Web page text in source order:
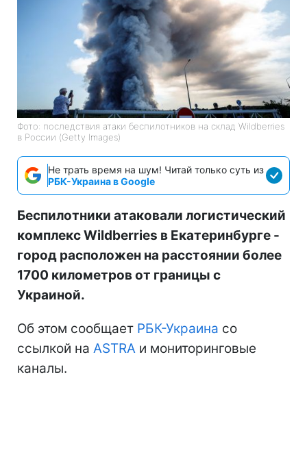
Фото: последствия атаки беспилотников на склад Wildberries
в России (Getty Images)
Не трать время на шум! Читай только суть из
РБК-Украина в Google
Беспилотники атаковали логистический
комплекс Wildberries в Екатеринбурге -
город расположен на расстоянии более
1700 километров от границы с
Украиной.
Об этом сообщает РБК-Украина со
ссылкой на ASTRA и мониторинговые
каналы.